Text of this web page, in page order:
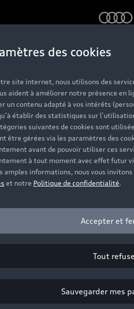
des cookies
site internet, nous utilisons des
aident à améliorer notre présence en
un contenu adapté à vos intérêts
établir des statistiques sur
suivantes de cookies sont
être gérées via les paramètres des
avant de pouvoir utiliser ces
à tout moment avec effet futur
amples informations, nous vous
et notre Politique de confidentialité.
Accepter et
Tout
Sauvegarder mes